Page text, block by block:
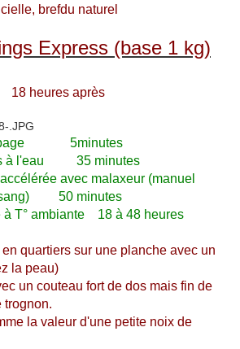
brefdu naturel
Express (base 1 kg)
18 heures après
5minutes
à l'eau 35 minutes
avec malaxeur (manuel
sang) 50 minutes
à T° ambiante
18 à 48 heures
quartiers sur une planche avec un
la peau)
un couteau fort de dos mais fin de
trognon.
la valeur d'une petite noix de